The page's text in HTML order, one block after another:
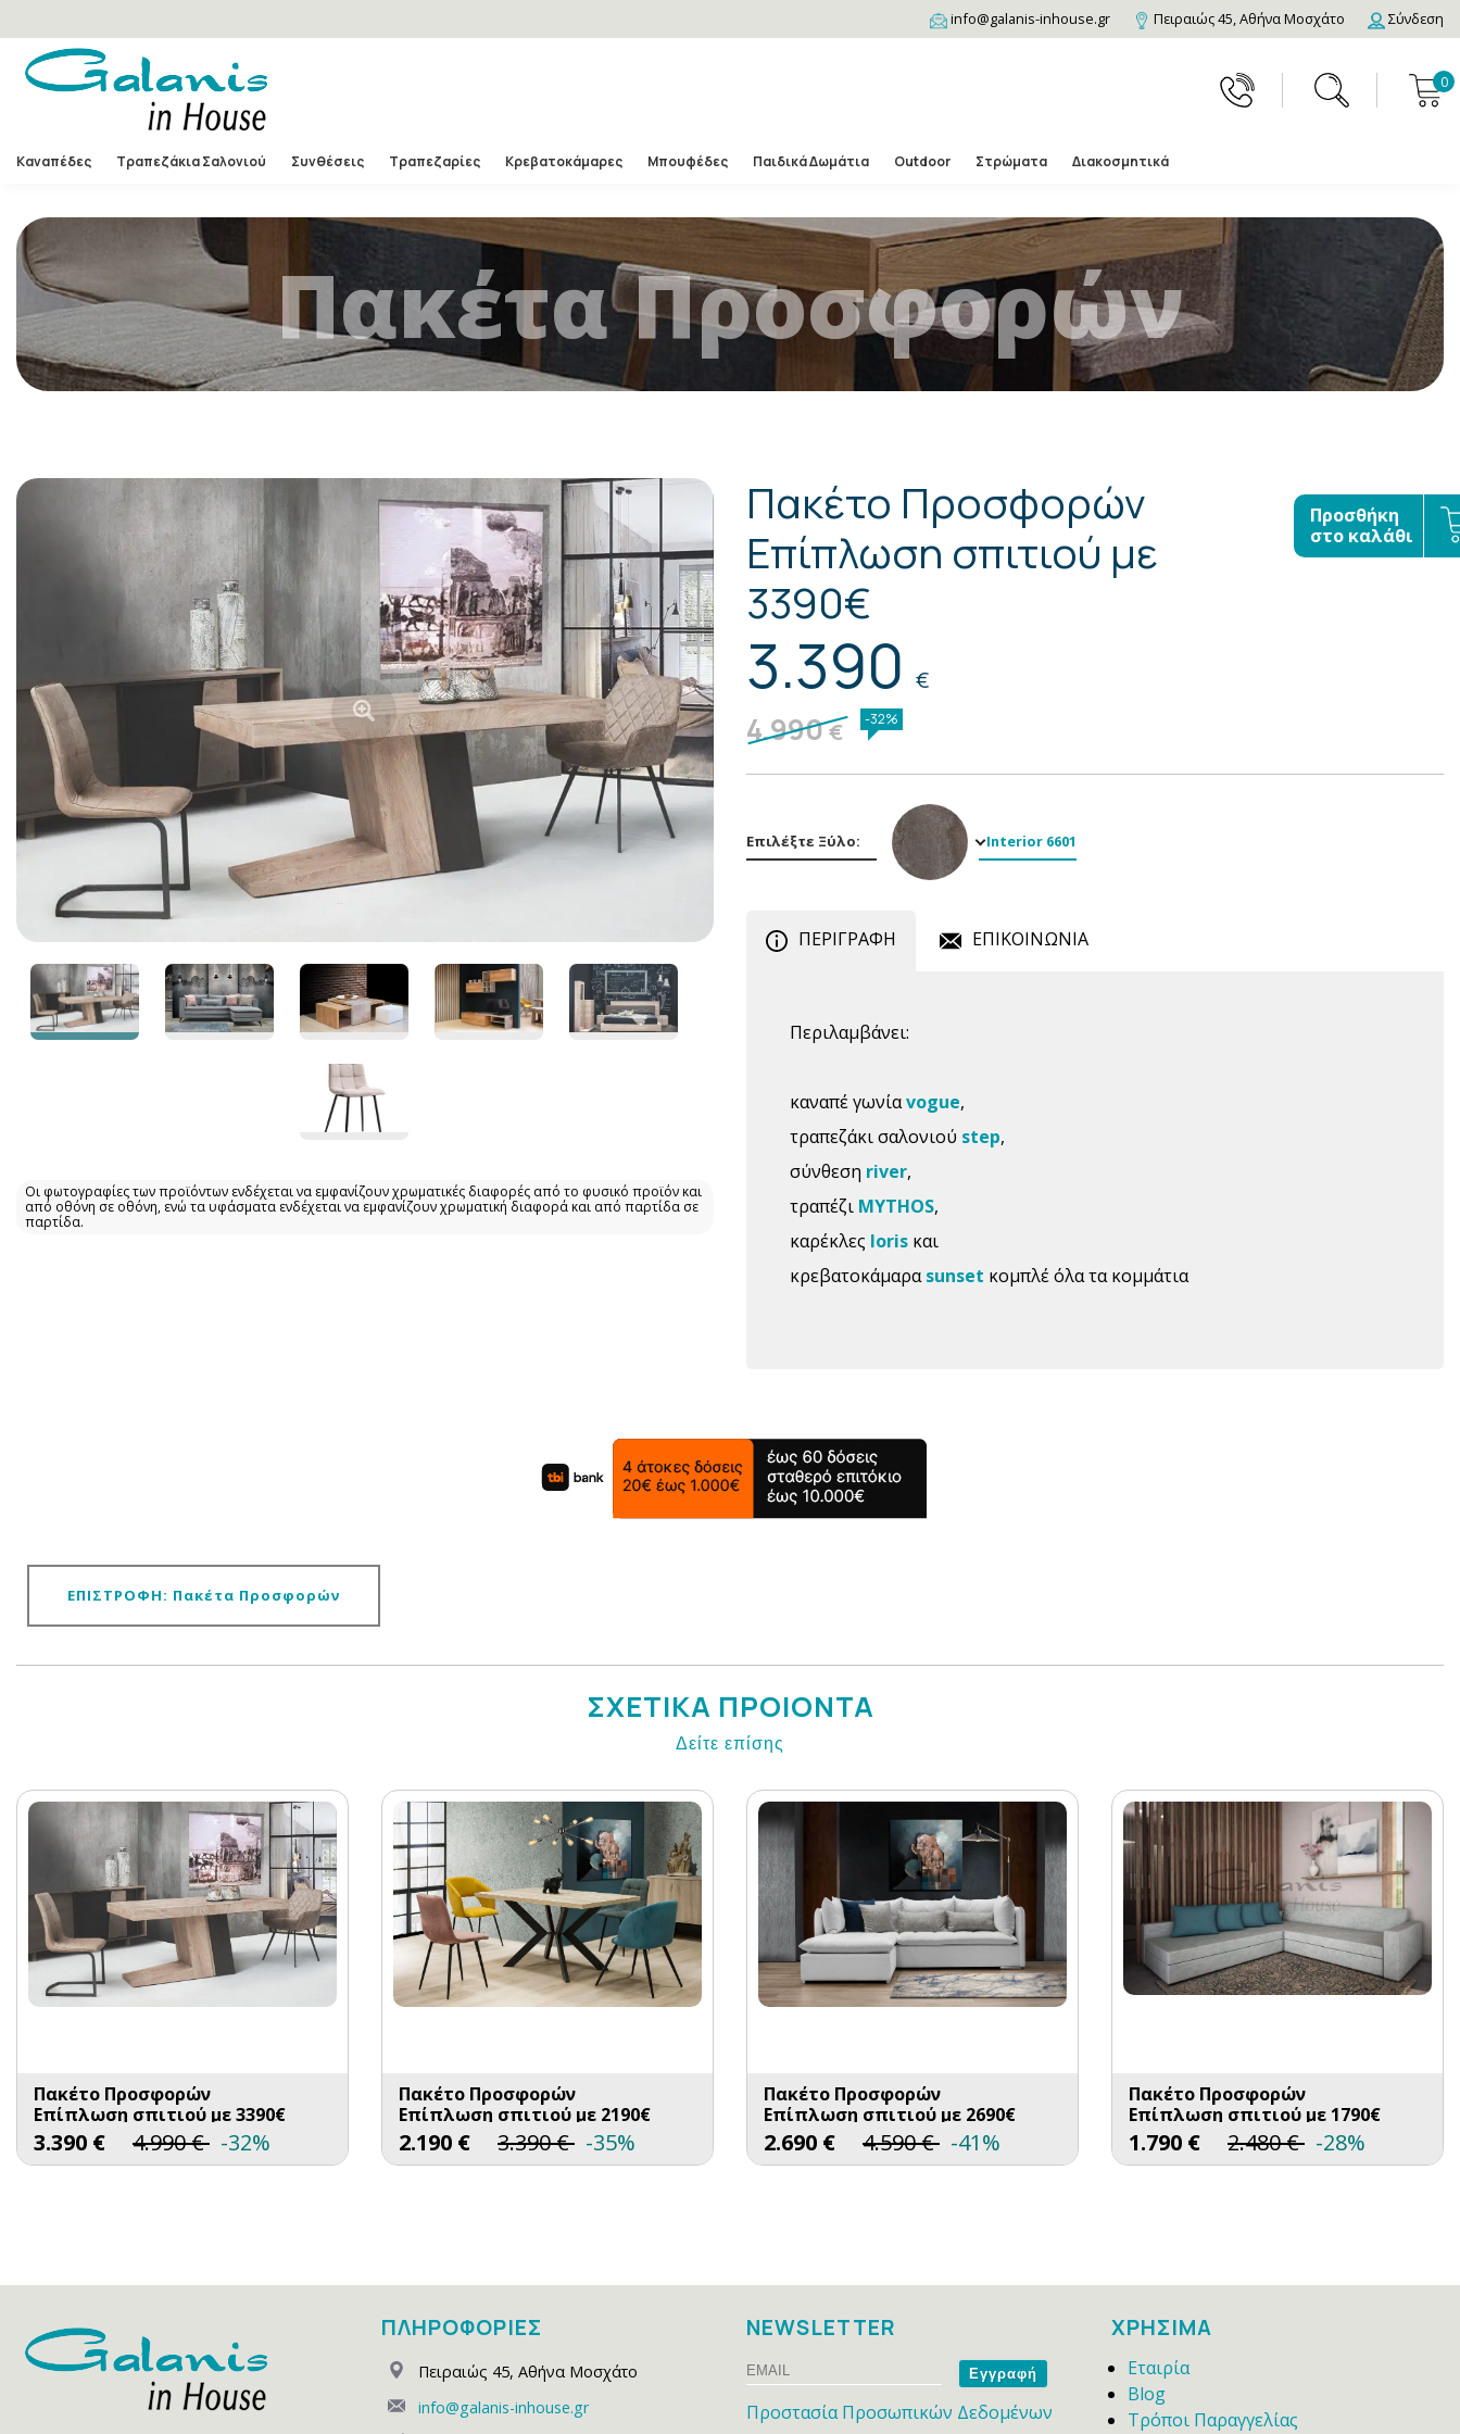
info@galanis-inhouse.gr Πειραιώς 45, Αθήνα Μοσχάτο Σύνδεση
0
Καναπέδες Τραπεζάκια Σαλονιού Συνθέσεις Τραπεζαρίες Κρεβατοκάμαρες Μπουφέδες Παιδικά Δωμάτια Outdoor Στρώματα Διακοσμητικά
Πακέτα Προσφορών
Οι φωτογραφίες των προϊόντων ενδέχεται να εμφανίζουν χρωματικές διαφορές από το φυσικό προϊόν και
από οθόνη σε οθόνη, ενώ τα υφάσματα ενδέχεται να εμφανίζουν χρωματική διαφορά και από παρτίδα σε
παρτίδα.
Πακέτο Προσφορών
Επίπλωση σπιτιού με
3390€
3.390 €
4.990€ -32%
Προσθήκη
στο καλάθι
Επιλέξτε Ξύλο: Interior 6601
ΠΕΡΙΓΡΑΦΗ ΕΠΙΚΟΙΝΩΝΙΑ
Περιλαμβάνει:
καναπέ γωνίαvogue,
τραπεζάκι σαλονιού step,
σύνθεση river,
τραπέζι MYTHOS,
καρέκλες loris και
κρεβατοκάμαραsunset κομπλέ όλα τα κομμάτια
ΕΠΙΣΤΡΟΦΗ: Πακέτα Προσφορών
ΣΧΕΤΙΚΑ ΠΡΟΙΟΝΤΑ
Δείτε επίσης
Πακέτο Προσφορών
Επίπλωση σπιτιού με 3390€
3.390 € 4.990€ -32%
Πακέτο Προσφορών
Επίπλωση σπιτιού με 2190€
2.190 € 3.390€ -35%
Πακέτο Προσφορών
Επίπλωση σπιτιού με 2690€
2.690 € 4.590€ -41%
Πακέτο Προσφορών
Επίπλωση σπιτιού με 1790€
1.790 € 2.480€ -28%
ΠΛΗΡΟΦΟΡΙΕΣ
Πειραιώς 45, Αθήνα Μοσχάτο
info@galanis-inhouse.gr
NEWSLETTER
Email
Name
Προστασία Προσωπικών Δεδομένων
ΧΡΗΣΙΜΑ
Εταιρία
Blog
Τρόποι Παραγγελίας